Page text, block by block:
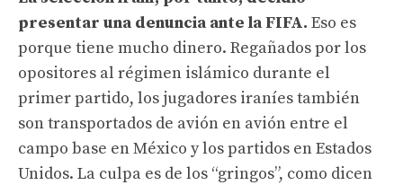
presentar una denuncia ante la FIFA. Eso es
porque tiene mucho dinero. Regañados por los
opositores al régimen islámico durante el
primer partido, los jugadores iraníes también
son transportados de avión en avión entre el
campo base en México y los partidos en Estados
Unidos. La culpa es de los “gringos”, como dicen